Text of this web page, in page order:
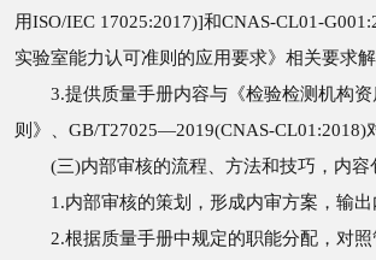
用ISO/IEC 17025:2017)]和CNAS-CL01-
实验室能力认可准则的应用要求》相关要求
3.提供质量手册内容与《检验检测机构资
则》、GB/T27025—2019(CNAS-CL01:2018)
(三)内部审核的流程、方法和技巧，内容
1.内部审核的策划，形成内审方案，输出
2.根据质量手册中规定的职能分配，对照